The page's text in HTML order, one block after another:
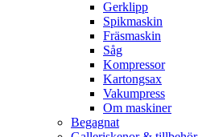
Gerklipp
Spikmaskin
Fräsmaskin
Såg
Kompressor
Kartongsax
Vakumpress
Om maskiner
Begagnat